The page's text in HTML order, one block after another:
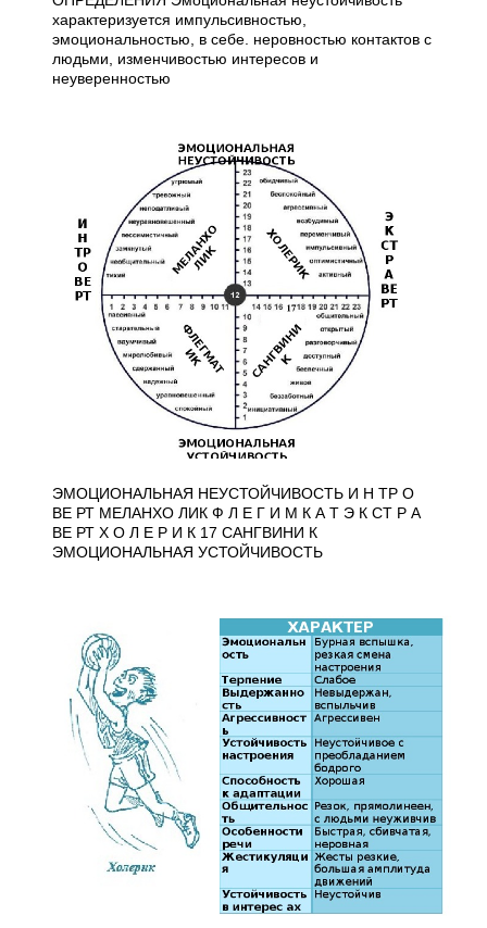
характеризуется импульсивностью,
эмоциональностью, в себе. неровностью контактов с
людьми, изменчивостью интересов и
неуверенностью
ЭМОЦИОНАЛЬНАЯ НЕУСТОЙЧИВОСТЬ И Н ТР О
ВЕ РТ МЕЛАНХО ЛИК Ф Л Е Г И М К А Т Э К СТ Р А
ВЕ РТ Х О Л Е Р И К 17 САНГВИНИ К
ЭМОЦИОНАЛЬНАЯ УСТОЙЧИВОСТЬ